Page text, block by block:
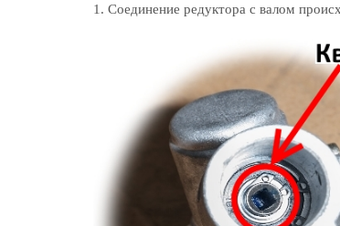
1. Соединение редуктора с валом